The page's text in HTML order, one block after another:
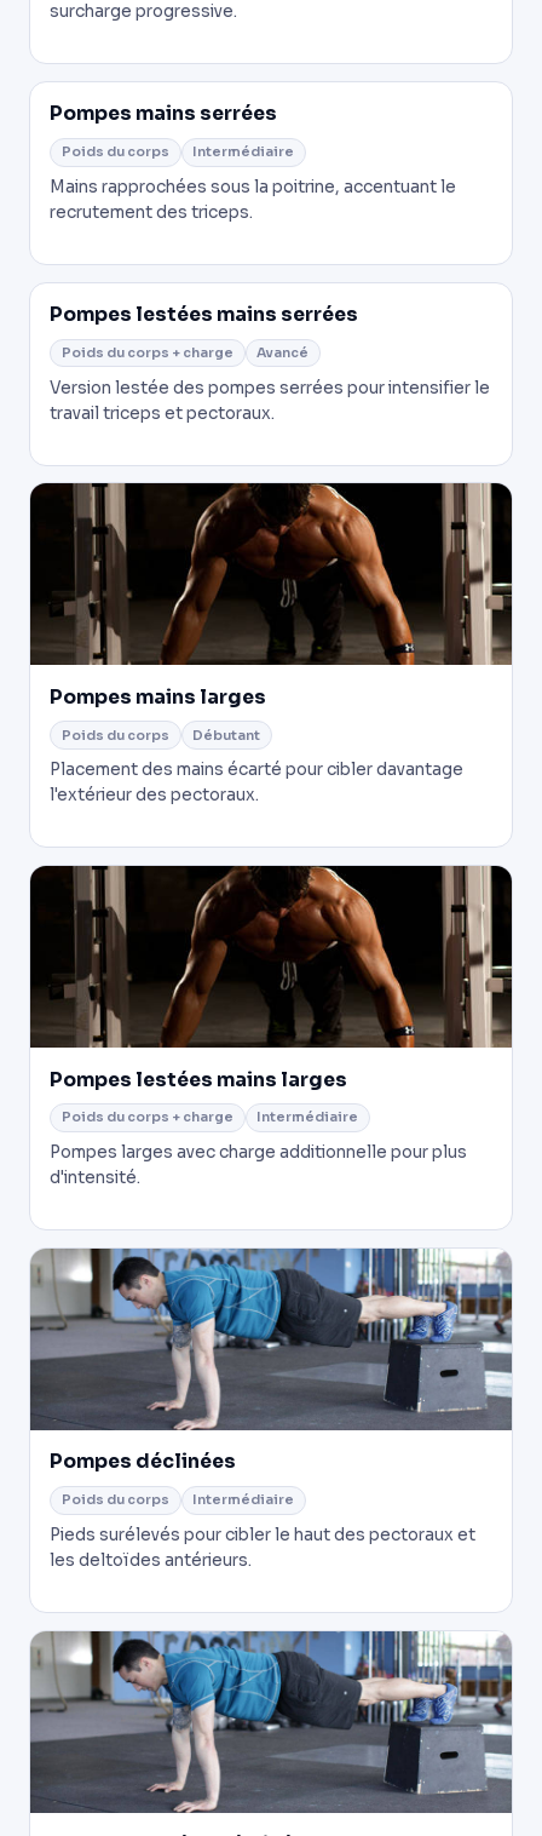
surcharge progressive.
Pompes mains serrées
Poids du corps Intermédiaire
Mains rapprochées sous la poitrine, accentuant le
recrutement des triceps.
Pompes lestées mains serrées
Poids du corps + charge Avancé
Version lestée des pompes serrées pour intensifier le
travail triceps et pectoraux.
Pompes mains larges
Poids du corps Débutant
Placement des mains écarté pour cibler davantage
l'extérieur des pectoraux.
Pompes lestées mains larges
Poids du corps + charge Intermédiaire
Pompes larges avec charge additionnelle pour plus
d'intensité.
Pompes déclinées
Poids du corps Intermédiaire
Pieds surélevés pour cibler le haut des pectoraux et
les deltoïdes antérieurs.